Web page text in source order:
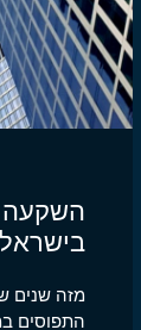
השקעה
בישראל
מזה שנים
התפוסים